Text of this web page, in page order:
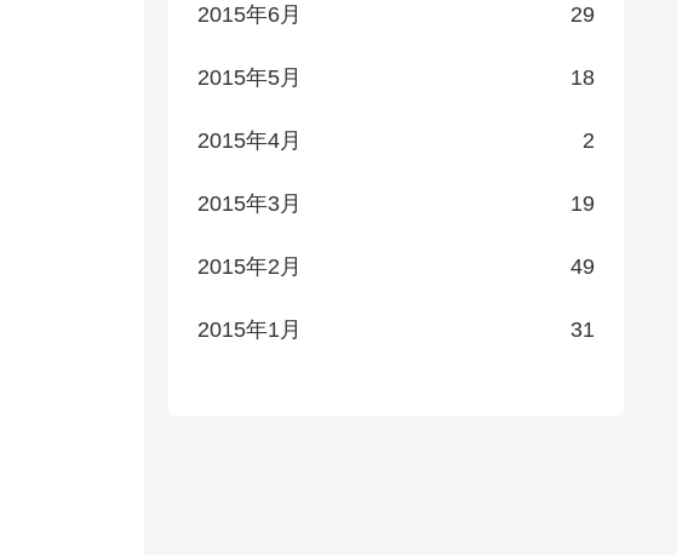
2015年6月 29
2015年5月 18
2015年4月 2
2015年3月 19
2015年2月 49
2015年1月 31